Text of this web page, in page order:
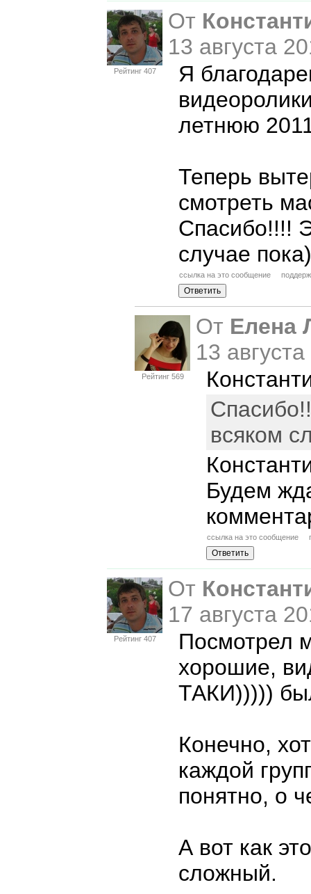
Рейтинг 407
От
13 августа
Я
летнюю
Теперь
смотреть
Спасибо!!!!
случае
ссылка на это сообщение
Рейтинг 569
От Елена
13
всяком
Будем
ссылка на это сообщение
Рейтинг 407
От
17 августа
Посмотрел
хорошие,
ТАКИ)))))
Конечно,
каждой
понятно, о
А вот как
сложный.